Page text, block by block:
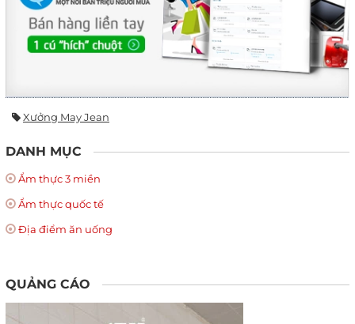
Xưởng May Jean
DANH MỤC
Ẩm thực 3 miền
Ẩm thực quốc tế
Địa điểm ăn uống
QUẢNG CÁO